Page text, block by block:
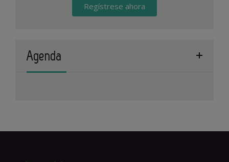
Regístrese ahora
Agenda